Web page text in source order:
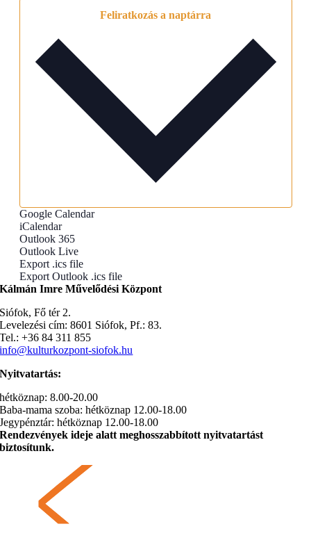
Feliratkozás a naptárra
Google Calendar
iCalendar
Outlook 365
Outlook Live
Export .ics file
Export Outlook .ics file
Kálmán Imre Művelődési Központ
Siófok, Fő tér 2.
Levelezési cím: 8601 Siófok, Pf.: 83.
Tel.: +36 84 311 855
info@kulturkozpont-siofok.hu
Nyitvatartás:
hétköznap: 8.00-20.00
Baba-mama szoba: hétköznap 12.00-18.00
Jegypénztár: hétköznap 12.00-18.00
Rendezvények ideje alatt meghosszabbított nyitvatartást
biztosítunk.